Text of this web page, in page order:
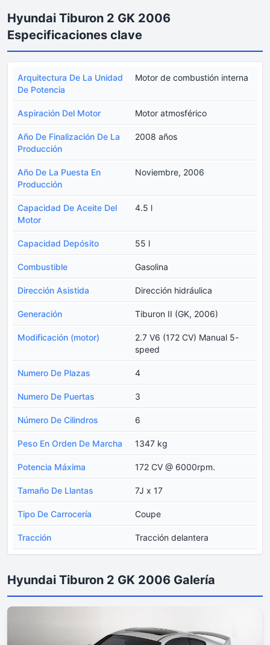
Hyundai Tiburon 2 GK 2006
Especificaciones clave
Arquitectura De La Unidad
De Potencia
Motor de combustión interna
Aspiración Del Motor Motor atmosférico
Año De Finalización De La
Producción
2008 años
Año De La Puesta En
Producción
Noviembre, 2006
Capacidad De Aceite Del
Motor
4.5 l
Capacidad Depósito 55 l
Combustible Gasolina
Dirección Asistida Dirección hidráulica
Generación Tiburon II (GK, 2006)
Modificación (motor)
2.7 V6 (172 CV) Manual 5-
speed
Numero De Plazas 4
Numero De Puertas 3
Número De Cilindros 6
Peso En Orden De Marcha 1347 kg
Potencia Máxima 172 CV @ 6000rpm.
Tamaño De Llantas 7J x 17
Tipo De Carrocería Coupe
Tracción Tracción delantera
Hyundai Tiburon 2 GK 2006 Galería